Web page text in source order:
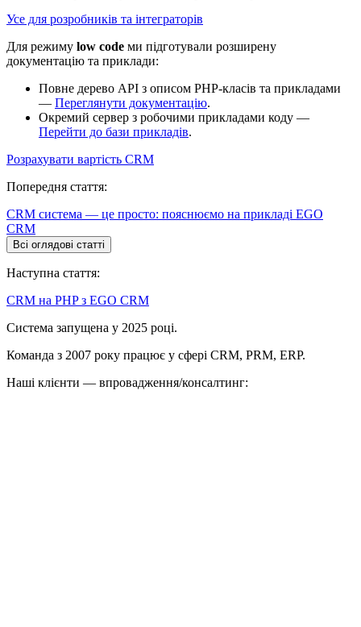
Усе для розробників та інтеграторів
Для режиму low code ми підготували розширену
документацію та приклади:
Повне дерево API з описом PHP-класів та прикладами
— Переглянути документацію.
Окремий сервер з робочими прикладами коду —
Перейти до бази прикладів.
Розрахувати вартість CRM
Попередня стаття:
CRM система — це просто: пояснюємо на прикладі EGO
CRM
Всі оглядові статті
Наступна стаття:
CRM на PHP з EGO CRM
Система запущена у 2025 році.
Команда з 2007 року працює у сфері CRM, PRM, ERP.
Наші клієнти — впровадження/консалтинг: